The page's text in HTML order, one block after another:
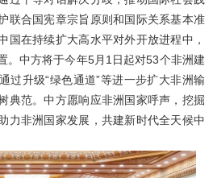
联合国宪章宗旨原则和国际关系基本准
国在持续扩大高水平对外开放进程中，
。中方将于今年5月1日起对53个非洲建
过升级“绿色通道”等进一步扩大非洲输
典范。中方愿响应非洲国家呼声，挖掘
力非洲国家发展，共建新时代全天候中